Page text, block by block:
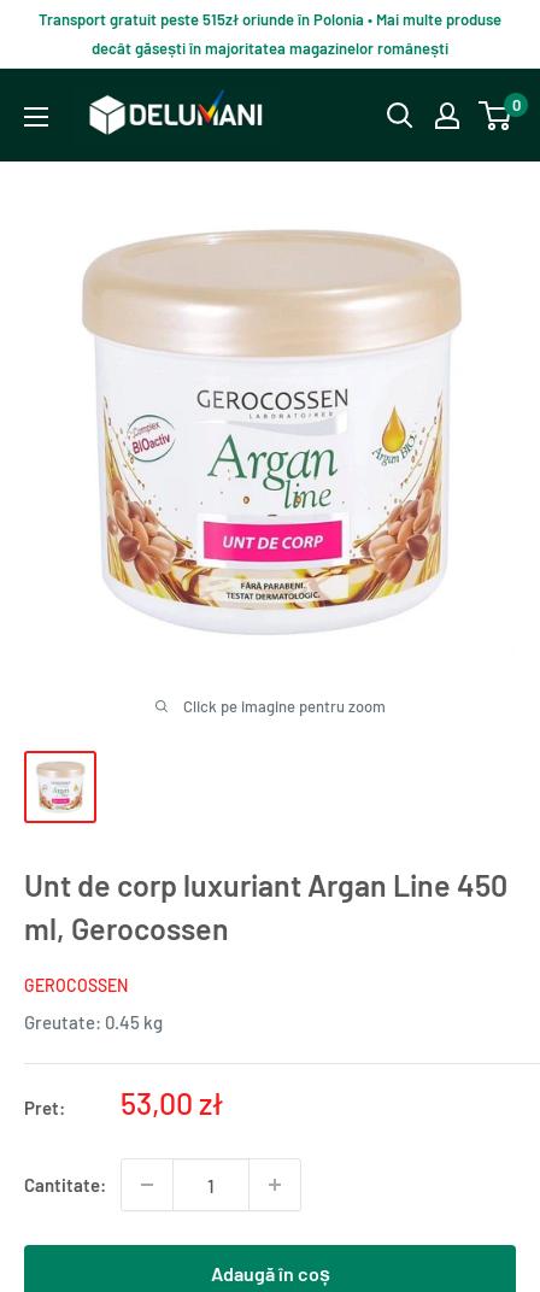
continut
Transport gratuit peste 515zł oriunde în Polonia • Mai multe produse
decât găsești în majoritatea magazinelor românești
Delumani
Magazin
0
Click pe imagine pentru zoom
Unt de corp luxuriant Argan Line 450
ml, Gerocossen
GEROCOSSEN
Greutate: 0.45 kg
Pret:
Pret
53,00 zł
Cantitate:
Adaugă în coș